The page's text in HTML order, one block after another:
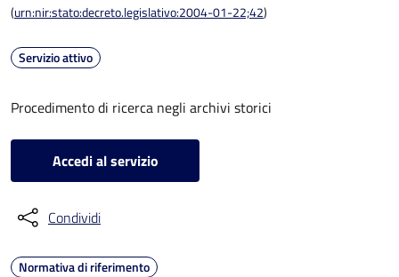
(urn:nir:stato:decreto.legislativo:2004-01-22;42)
Servizio attivo
Procedimento di ricerca negli archivi storici
Accedi al servizio
Condividi
Normativa di riferimento